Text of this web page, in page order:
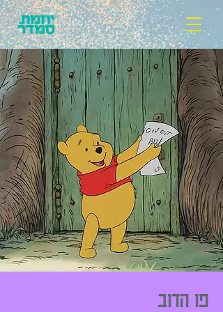
פו הדוב